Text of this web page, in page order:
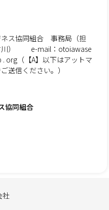
ネス協同組合 事務局（担
川） e-mail：otoiawase
. org（【A】以下はアットマ
送信ください。）
協同組合
社